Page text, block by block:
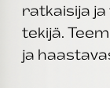
ratkaisija
tekijä.
ja